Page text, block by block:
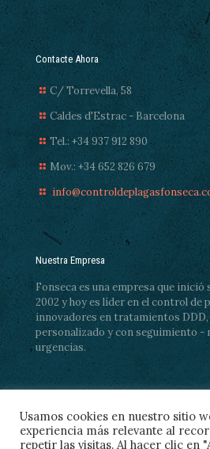
Contacte Ahora
C/ Torrevella, 58
Caldes d'Estrac - Barcelona
Tel.: +34 937 912 890
Mov.: +34 652 826 679
Nuestra Empresa
Fonseca es una empresa que inició
2002 y hoy es líder en el control de
innovadores en tratamientos
personalizado y con seguimiento -
urgencias.
Usamos cookies en nuestro sitio
experiencia más relevante al
repetir las visitas. Al hacer clic en